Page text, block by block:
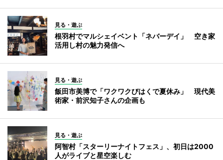
見る・遊ぶ
根羽村でマルシェイベント「ネバーデイ」 空き家
活用し村の魅力発信へ
見る・遊ぶ
飯田市美博で「ワクワクびはくで夏休み」 現代美
術家・前沢知子さんの企画も
見る・遊ぶ
阿智村「スターリーナイトフェス」、初日は2000
人がライブと星空楽しむ